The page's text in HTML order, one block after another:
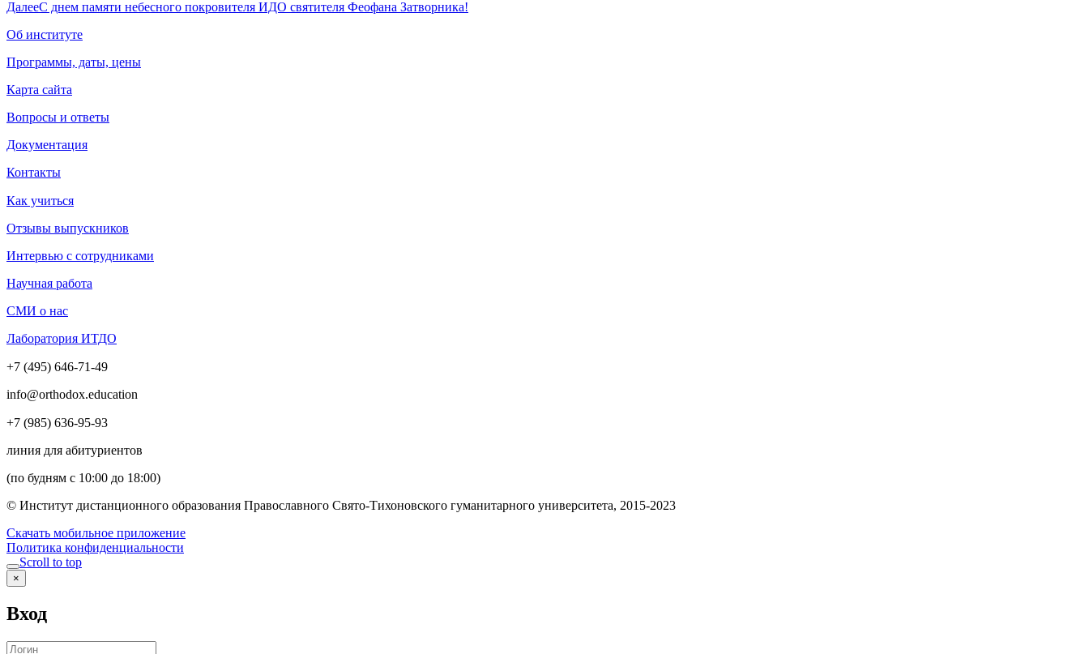
ДалееС днем памяти небесного покровителя ИДО святителя Феофана Затворника!
Об институте
Программы, даты, цены
Карта сайта
Вопросы и ответы
Документация
Контакты
Как учиться
Отзывы выпускников
Интервью с сотрудниками
Научная работа
СМИ о нас
Лаборатория ИТДО
+7 (495) 646-71-49
info@orthodox.education
+7 (985) 636-95-93
линия для абитуриентов
(по будням с 10:00 до 18:00)
© Институт дистанционного образования Православного Свято-Тихоновского гуманитарного университета, 2015-2023
Скачать мобильное приложение
Политика конфиденциальности
Scroll to top
×
Вход